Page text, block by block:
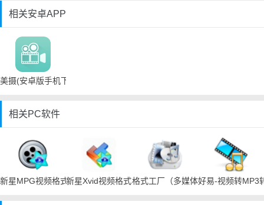
相关安卓APP
美摄(安卓版手机下载)
相关PC软件
新星MPG视频格式转换器新星Xvid视频格式转换器格式工厂（多媒体格式处理软件）
好易-视频转MP3